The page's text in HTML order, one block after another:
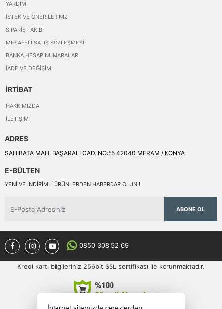
YARDIM
İSTEK VE ÖNERILERINIZ
SIPARIŞ TAKIBI
MESAFELI SATIŞ SÖZLEŞMESI
BANKA HESAP NUMARALARI
İADE VE DEĞIŞIM
İRTİBAT
HAKKIMIZDA
İLETIŞIM
ADRES
SAHİBATA MAH. BAŞARALI CAD. NO:55 42040 MERAM / KONYA
E-BÜLTEN
YENI VE INDIRIMLI ÜRÜNLERDEN HABERDAR OLUN !
ABONE OL
0850 308 52 69
Kredi kartı bilgileriniz 256bit SSL sertifikası ile korunmaktadır.